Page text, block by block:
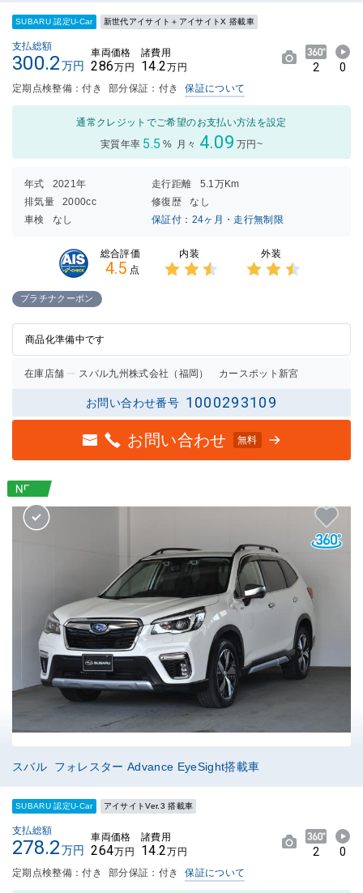
SUBARU 認定U-Car 新世代アイサイト＋アイサイトX 搭載車
支払総額
300.2万円
車両価格
286万円
諸費用
14.2万円 2 0
定期点検整備：付き 部分保証：付き 保証について
通常クレジットでご希望のお支払い方法を設定
実質年率 5.5 % 月々 4.09 万円~
年式 2021年 走行距離
5.1万Km
排気量
2000cc 修復歴
なし
車検
なし 保証付：24ヶ月・走行無制限
総合評価
4.5 点
内装 外装
プラチナクーポン
商品化準備中です
在庫店舗 スバル九州株式会社（福岡） カースポット新宮
お問い合わせ番号 1000293109
お問い合わせ 無料
スバル フォレスター Advance EyeSight搭載車
SUBARU 認定U-Car アイサイトVer.3 搭載車
支払総額
278.2万円
車両価格
264万円
諸費用
14.2万円 2 0
定期点検整備：付き 部分保証：付き 保証について